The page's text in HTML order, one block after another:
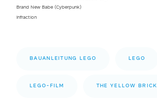
Brand New Babe (Cyberpunk)
Infraction
BAUANLEITUNG LEGO LEGO
LEGO-FILM THE YELLOW BRICK